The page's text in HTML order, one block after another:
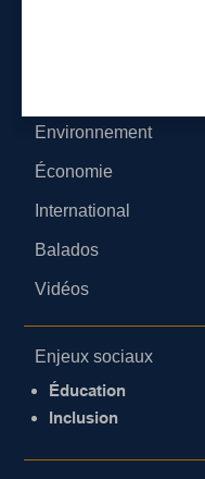
Environnement
Économie
International
Balados
Vidéos
Enjeux sociaux
Éducation
Inclusion